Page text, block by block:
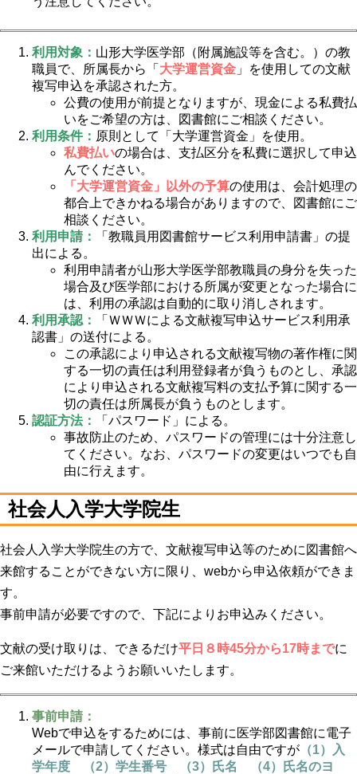
利用対象： 山形大学医学部（附属施設等を含む。）の教
職員で、所属長から「 大学運営資金 」を使用しての文献
複写申込を承認された方。
公費の使用が前提となりますが、現金による私費払
いをご希望の方は、図書館にご相談ください。
利用条件： 原則として「大学運営資金」を使用。
私費払いの場合は、支払区分を私費に選択して申込
んでください。
「大学運営資金」以外の予算の使用は、会計処理の
都合上できかねる場合がありますので、図書館にご
相談ください。
利用申請：
「教職員用図書館サービス利用申請書」の提
出による。
利用申請者が山形大学医学部教職員の身分を失った
場合及び医学部における所属が変更となった場合に
は、利用の承認は自動的に取り消しされます。
利用承認：
「ＷＷＷによる文献複写申込サービス利用承
認書」の送付による。
この承認により申込される文献複写物の著作権に関
する一切の責任は利用登録者が負うものとし、承認
により申込される文献複写料の支払予算に関する一
切の責任は所属長が負うものとします。
認証方法：
「パスワード」による。
事故防止のため、パスワードの管理には十分注意し
てください。なお、パスワードの変更はいつでも自
由に行えます。
社会人入学大学院生
社会人入学大学院生の方で、文献複写申込等のために図書館へ
来館することができない方に限り、webから申込依頼ができま
す。
事前申請が必要ですので、下記によりお申込みください。
文献の受け取りは、できるだけ平日８時45分から17時までに
ご来館いただけるようお願いいたします。
事前申請：
Webで申込をするためには、事前に医学部図書館に電子
メールで申請してください。様式は自由ですが （1）入
学年度 （2）学生番号 （3）氏名 （4）氏名のヨ